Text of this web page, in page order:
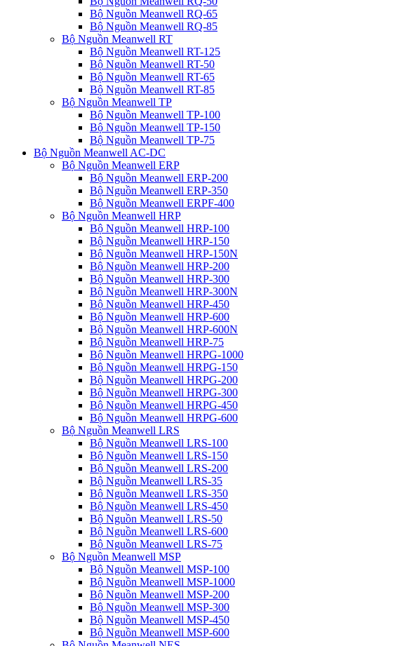
Bộ Nguồn Meanwell RQ-65
Bộ Nguồn Meanwell RQ-85
Bộ Nguồn Meanwell RT
Bộ Nguồn Meanwell RT-125
Bộ Nguồn Meanwell RT-50
Bộ Nguồn Meanwell RT-65
Bộ Nguồn Meanwell RT-85
Bộ Nguồn Meanwell TP
Bộ Nguồn Meanwell TP-100
Bộ Nguồn Meanwell TP-150
Bộ Nguồn Meanwell TP-75
Bộ Nguồn Meanwell AC-DC
Bộ Nguồn Meanwell ERP
Bộ Nguồn Meanwell ERP-200
Bộ Nguồn Meanwell ERP-350
Bộ Nguồn Meanwell ERPF-400
Bộ Nguồn Meanwell HRP
Bộ Nguồn Meanwell HRP-100
Bộ Nguồn Meanwell HRP-150
Bộ Nguồn Meanwell HRP-150N
Bộ Nguồn Meanwell HRP-200
Bộ Nguồn Meanwell HRP-300
Bộ Nguồn Meanwell HRP-300N
Bộ Nguồn Meanwell HRP-450
Bộ Nguồn Meanwell HRP-600
Bộ Nguồn Meanwell HRP-600N
Bộ Nguồn Meanwell HRP-75
Bộ Nguồn Meanwell HRPG-1000
Bộ Nguồn Meanwell HRPG-150
Bộ Nguồn Meanwell HRPG-200
Bộ Nguồn Meanwell HRPG-300
Bộ Nguồn Meanwell HRPG-450
Bộ Nguồn Meanwell HRPG-600
Bộ Nguồn Meanwell LRS
Bộ Nguồn Meanwell LRS-100
Bộ Nguồn Meanwell LRS-150
Bộ Nguồn Meanwell LRS-200
Bộ Nguồn Meanwell LRS-35
Bộ Nguồn Meanwell LRS-350
Bộ Nguồn Meanwell LRS-450
Bộ Nguồn Meanwell LRS-50
Bộ Nguồn Meanwell LRS-600
Bộ Nguồn Meanwell LRS-75
Bộ Nguồn Meanwell MSP
Bộ Nguồn Meanwell MSP-100
Bộ Nguồn Meanwell MSP-1000
Bộ Nguồn Meanwell MSP-200
Bộ Nguồn Meanwell MSP-300
Bộ Nguồn Meanwell MSP-450
Bộ Nguồn Meanwell MSP-600